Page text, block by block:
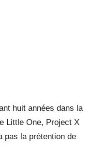
huit années dans la
Little One, Project X
pas la prétention de